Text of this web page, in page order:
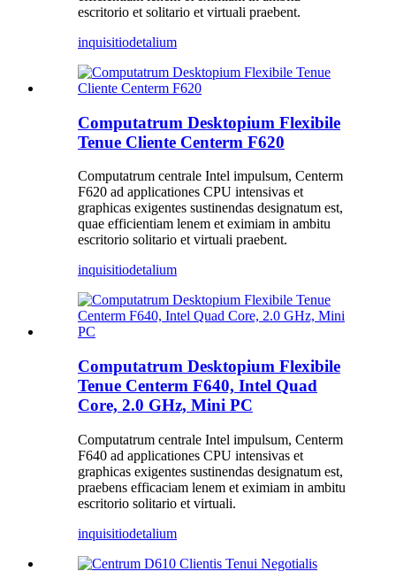
escritorio et solitario et virtuali praebent.
inquisitiodetalium
Computatrum Desktopium Flexibile
Tenue Cliente Centerm F620
Computatrum centrale Intel impulsum, Centerm
F620 ad applicationes CPU intensivas et
graphicas exigentes sustinendas designatum est,
quae efficientiam lenem et eximiam in ambitu
escritorio solitario et virtuali praebent.
inquisitiodetalium
Computatrum Desktopium Flexibile
Tenue Centerm F640, Intel Quad
Core, 2.0 GHz, Mini PC
Computatrum centrale Intel impulsum, Centerm
F640 ad applicationes CPU intensivas et
graphicas exigentes sustinendas designatum est,
praebens efficaciam lenem et eximiam in ambitu
escritorio solitario et virtuali.
inquisitiodetalium